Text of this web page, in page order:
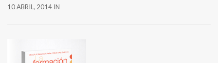
10 ABRIL, 2014 IN